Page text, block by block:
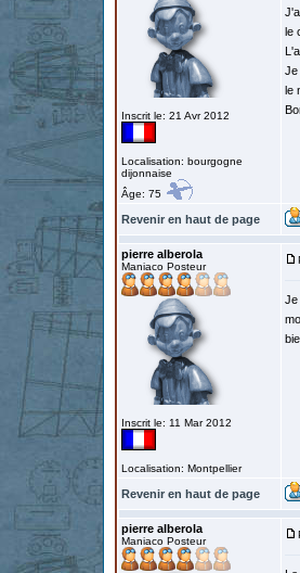
Inscrit le: 21 Avr 2012
Localisation: bourgogne
dijonnaise
Âge: 75
le
Je
le
Revenir en haut de page
pierre alberola
Maniaco Posteur
Inscrit le: 11 Mar 2012
Localisation: Montpellier
Je
Revenir en haut de page
pierre alberola
Maniaco Posteur